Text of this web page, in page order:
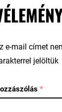
e-mail címet
jelöltük
*